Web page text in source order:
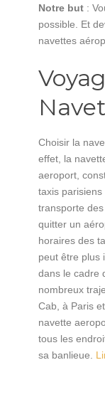
Notre but :
possible. Et
navettes
Choisir la
effet, la
aeroport,
taxis
transporte
quitter un
horaires des
peut être plus
dans le cadre
nombreux
Cab, à Paris
navette
tous les
sa banlieue.